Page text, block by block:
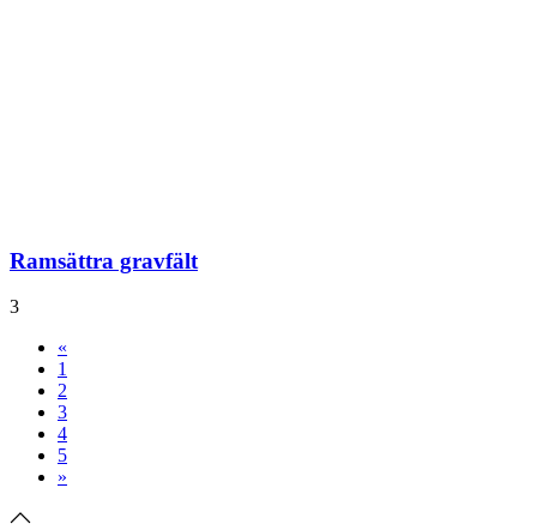
Ramsättra gravfält
3
«
1
2
3
4
5
»